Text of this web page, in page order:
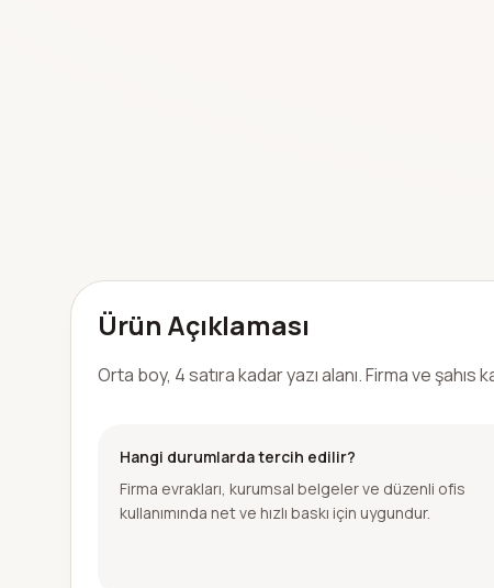
Ürün Açıklaması
Orta boy, 4 satıra kadar yazı alanı. Firma ve şahıs
Hangi durumlarda tercih edilir?
Firma evrakları, kurumsal belgeler ve düzenli ofis
kullanımında net ve hızlı baskı için uygundur.